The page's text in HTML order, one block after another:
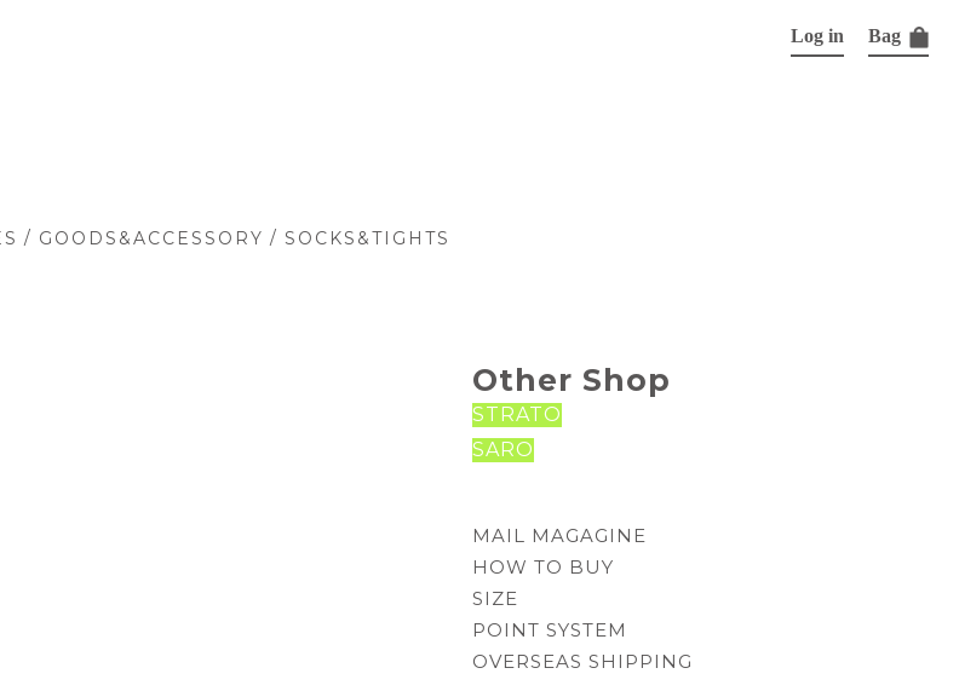
/ GOODS&ACCESSORY / SOCKS&TIGHTS
Log in Bag
Other Shop
STRATO
SARO
MAIL MAGAGINE
HOW TO BUY
SIZE
POINT SYSTEM
OVERSEAS SHIPPING